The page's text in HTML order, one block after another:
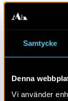
Samtycke
Denna
Vi använder
Arkeologerna,
en arkeologisk
lång
socken,
bedömdes
för en steg 2
arkeologiskt